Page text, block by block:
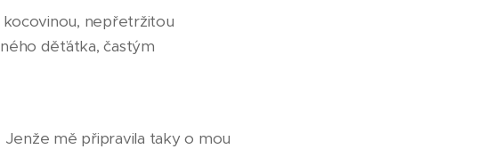
nepřetržitou
děťátka, častým
Jenže mě připravila taky o mou